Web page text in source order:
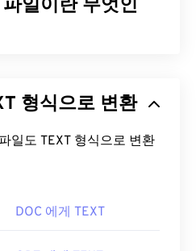
일이란 무엇인
제공하는 뛰어난 압축률
및 웹사이트 사용에 매우
다면JPG를 WebP로
일을 TEXT 형식으로 변환
으로 변환
DOC 에게 TEXT